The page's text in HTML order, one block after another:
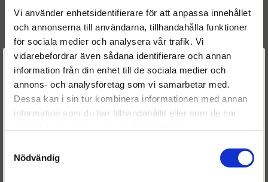
Vi använder enhetsidentifierare för att anpassa innehållet
och annonserna till användarna, tillhandahålla funktioner
för sociala medier och analysera vår trafik. Vi
vidarebefordrar även sådana identifierare och annan
information från din enhet till de sociala medier och
annons- och analysföretag som vi samarbetar med.
Dessa kan i sin tur kombinera informationen med annan
information som du har tillhandahållit eller som de har
Nödvändig
500313105
500384284
1980 81
1980 83
50 01 849 912
5001849912
Reference numbers
1980 81CITROEN / PEUGEOT
1980 ECCITROEN / PEUGEOT
Välkommen till
Dieselspecialisten.se
För att förbättra din upplevelse på vår hemsida ber vi dig
välja vilken kategori du tillhör